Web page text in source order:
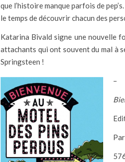
que l’histoire manque parfois de
le temps de découvrir chacun des
Katarina Bivald signe une nouvelle
attachants qui ont souvent du mal à
Springsteen !
–